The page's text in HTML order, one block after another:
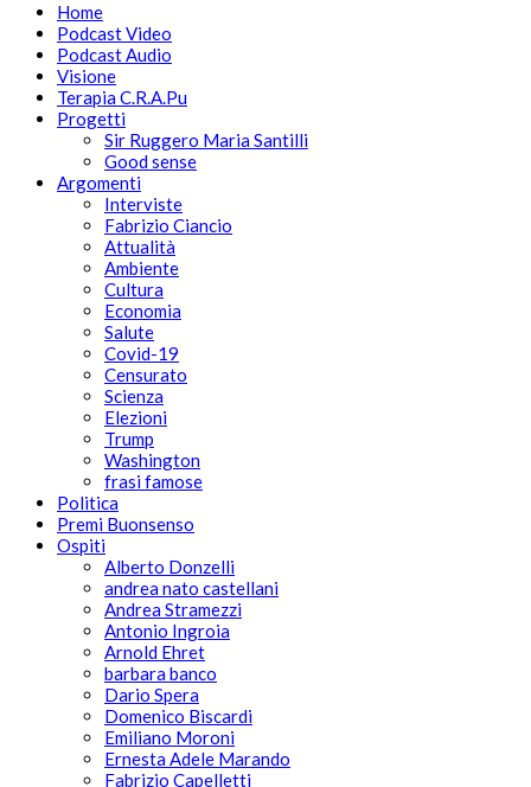
Home
Podcast Video
Podcast Audio
Visione
Terapia C.R.A.Pu
Progetti
Sir Ruggero Maria Santilli
Good sense
Argomenti
Interviste
Fabrizio Ciancio
Attualità
Ambiente
Cultura
Economia
Salute
Covid-19
Censurato
Scienza
Elezioni
Trump
Washington
frasi famose
Politica
Premi Buonsenso
Ospiti
Alberto Donzelli
andrea nato castellani
Andrea Stramezzi
Antonio Ingroia
Arnold Ehret
barbara banco
Dario Spera
Domenico Biscardi
Emiliano Moroni
Ernesta Adele Marando
Fabrizio Capelletti